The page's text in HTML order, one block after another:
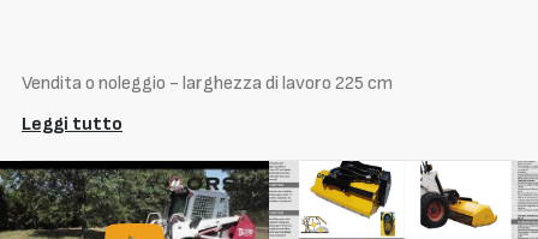
Vendita o noleggio - larghezza di lavoro 225 cm
Leggi tutto